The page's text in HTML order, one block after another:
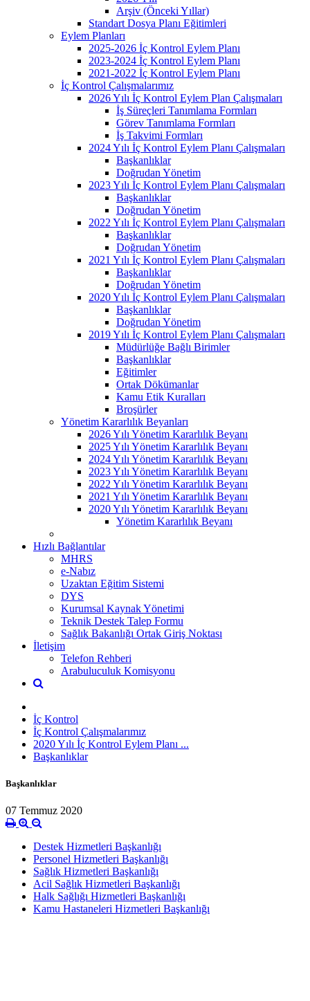
Arşiv (Önceki Yıllar)
Standart Dosya Planı Eğitimleri
Eylem Planları
2025-2026 İç Kontrol Eylem Planı
2023-2024 İç Kontrol Eylem Planı
2021-2022 İç Kontrol Eylem Planı
İç Kontrol Çalışmalarımız
2026 Yılı İç Kontrol Eylem Plan Çalışmaları
İş Süreçleri Tanımlama Formları
Görev Tanımlama Formları
İş Takvimi Formları
2024 Yılı İç Kontrol Eylem Planı Çalışmaları
Başkanlıklar
Doğrudan Yönetim
2023 Yılı İç Kontrol Eylem Planı Çalışmaları
Başkanlıklar
Doğrudan Yönetim
2022 Yılı İç Kontrol Eylem Planı Çalışmaları
Başkanlıklar
Doğrudan Yönetim
2021 Yılı İç Kontrol Eylem Planı Çalışmaları
Başkanlıklar
Doğrudan Yönetim
2020 Yılı İç Kontrol Eylem Planı Çalışmaları
Başkanlıklar
Doğrudan Yönetim
2019 Yılı İç Kontrol Eylem Planı Çalışmaları
Müdürlüğe Bağlı Birimler
Başkanlıklar
Eğitimler
Ortak Dökümanlar
Kamu Etik Kuralları
Broşürler
Yönetim Kararlılık Beyanları
2026 Yılı Yönetim Kararlılık Beyanı
2025 Yılı Yönetim Kararlılık Beyanı
2024 Yılı Yönetim Kararlılık Beyanı
2023 Yılı Yönetim Kararlılık Beyanı
2022 Yılı Yönetim Kararlılık Beyanı
2021 Yılı Yönetim Kararlılık Beyanı
2020 Yılı Yönetim Kararlılık Beyanı
Yönetim Kararlılık Beyanı
Hızlı Bağlantılar
MHRS
e-Nabız
Uzaktan Eğitim Sistemi
DYS
Kurumsal Kaynak Yönetimi
Teknik Destek Talep Formu
Sağlık Bakanlığı Ortak Giriş Noktası
İletişim
Telefon Rehberi
Arabuluculuk Komisyonu
İç Kontrol
İç Kontrol Çalışmalarımız
2020 Yılı İç Kontrol Eylem Planı ...
Başkanlıklar
Başkanlıklar
07 Temmuz 2020
Destek Hizmetleri Başkanlığı
Personel Hizmetleri Başkanlığı
Sağlık Hizmetleri Başkanlığı
Acil Sağlık Hizmetleri Başkanlığı
Halk Sağlığı Hizmetleri Başkanlığı
Kamu Hastaneleri Hizmetleri Başkanlığı